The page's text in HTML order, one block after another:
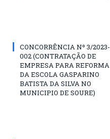
CONCORRÊNCIA Nº 3/2023-
002 (CONTRATAÇÃO DE
EMPRESA PARA REFORMA
DA ESCOLA GASPARINO
BATISTA DA SILVA NO
MUNICIPIO DE SOURE)